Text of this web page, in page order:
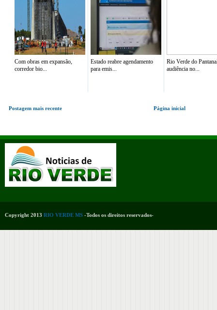
Com obras em expansão,
corredor bio...
Estado reabre agendamento
para emis...
Rio Verde do
audiência no...
Postagem mais recente Página inicial
Copyright 2013 RIO VERDE MS -Todos os direitos reservados-